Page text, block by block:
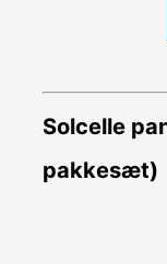
Solcelle
pakkesæt)